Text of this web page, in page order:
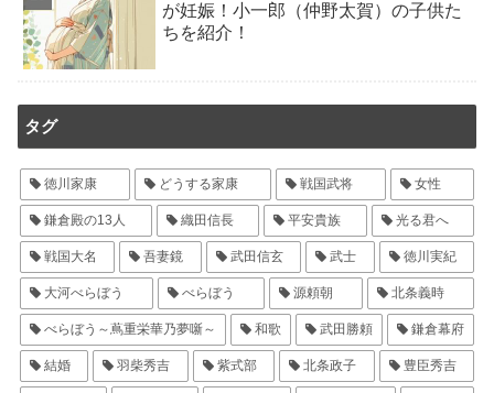
が妊娠！小一郎（仲野太賀）の子供た
ちを紹介！
タグ
徳川家康 どうする家康 戦国武将 女性
鎌倉殿の13人 織田信長 平安貴族 光る君へ
戦国大名 吾妻鏡 武田信玄 武士 徳川実紀
大河べらぼう べらぼう 源頼朝 北条義時
べらぼう～蔦重栄華乃夢噺～ 和歌 武田勝頼 鎌倉幕府
結婚 羽柴秀吉 紫式部 北条政子 豊臣秀吉